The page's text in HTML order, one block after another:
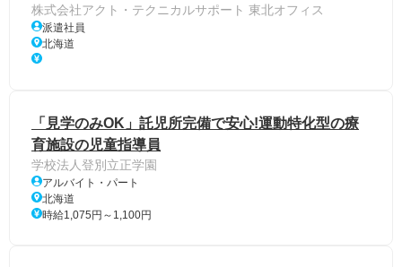
株式会社アクト・テクニカルサポート 東北オフィス
派遣社員
北海道
「見学のみOK」託児所完備で安心!運動特化型の療
育施設の児童指導員
学校法人登別立正学園
アルバイト・パート
北海道
時給1,075円～1,100円